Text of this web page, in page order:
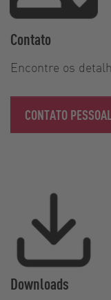
Contato
Encontre os
CONTATO PESSOAL
Downloads